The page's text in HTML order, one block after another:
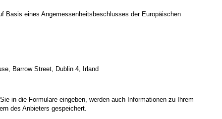
Basis eines Angemessenheitsbeschlusses der Europäischen
Barrow Street, Dublin 4, Irland
in die Formulare eingeben, werden auch Informationen zu Ihrem
des Anbieters gespeichert.